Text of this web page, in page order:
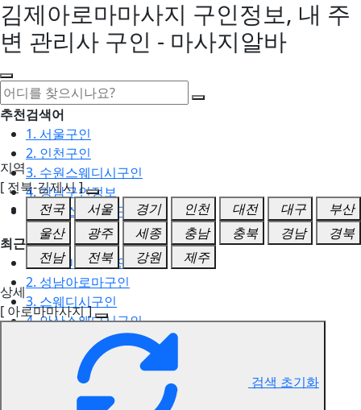
김제아로마마사지 구인정보, 내 주
변 관리사 구인 - 마사지알바
추천검색어
1. 서울구인
2. 인천구인
3. 수원스웨디시구인
4. 강남구인정보
5. 동탄스웨디시구인
최근검색어
1. 일산마사지구인
2. 성남아로마구인
3. 스웨디시구인
4. 안산스웨디시구인
5. 아로마구인
김제 아로마마사지 구인정보
지역
[ 전북-김제시 ]
전국
서울 경기 인천 대전 대구
부산
울산
광주 세종 충남 충북 경남
경북
전남
전북 강원
제주
상세
[ 아로마마사지 ]
검색 초기화